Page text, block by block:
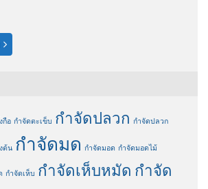
กือ กำจัดตะเข็บ กำจัดปลวก กำจัดปลวก
ต้น กำจัดมด กำจัดมอด กำจัดมอดไม้
กำจัดเห็บ กำจัดเห็บหมัด กำจัด